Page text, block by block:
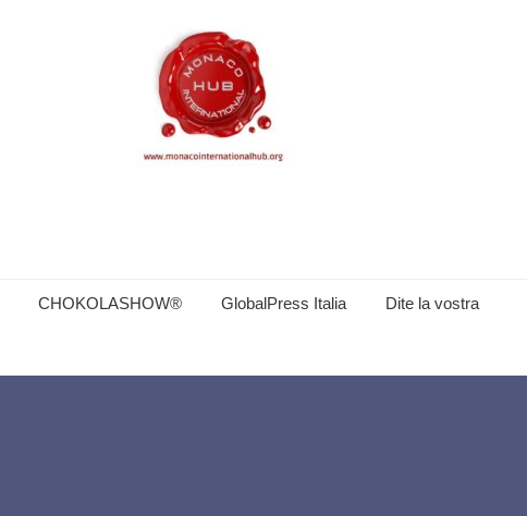
CHOKOLASHOW® GlobalPress Italia Dite la vostra